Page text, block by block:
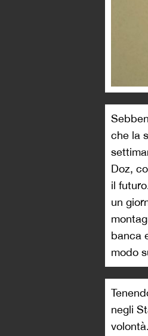
che la
Doz,
il
un
banca
modo
negli